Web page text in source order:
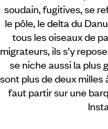
soudain, fugitives, se
le pôle, le delta du
tous les oiseaux de
migrateurs, ils s’y
se niche aussi la plus
sont plus de deux milles
faut partir sur une